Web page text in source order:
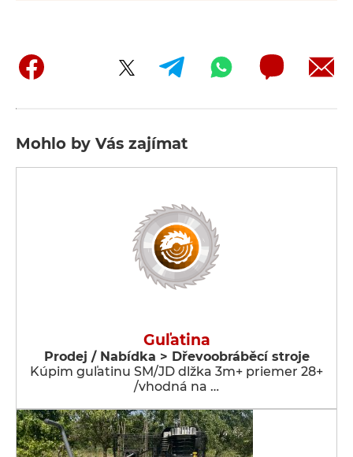
Mohlo by Vás zajímat
Guľatina
Prodej / Nabídka > Dřevoobráběcí stroje
Kúpim guľatinu SM/JD dlžka 3m+ priemer 28+
/vhodná na …